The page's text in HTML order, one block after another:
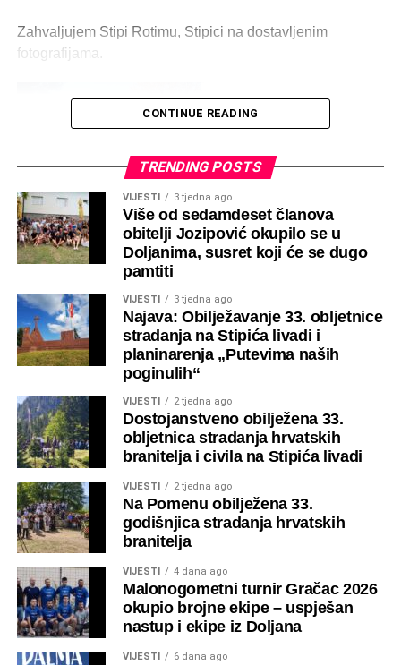
Drinovac
Pero Bradarić
Bradarić
Društvo djeluje kroz dvije terenske sekcije:
Sekcija Doljani
Sekcija Sovići
Svaka sekcija ima vlastitog povjerenika, dok zajednički
predsjednik i tajnik koordiniraju cjelokupne aktivnosti i
strateške planove društva.
Baćina – pogled s Obruča
Jesenske boje Baćine
Baćna
Baćina – pogled iz Stupara
Zahvaljujem Stipi Rotimu, Stipici na dostavljenim
fotografijama.
CONTINUE READING
TRENDING POSTS
VIJESTI 3 tjedna ago
Više od sedamdeset članova
obitelji Jozipović okupilo se u
Doljanima, susret koji će se dugo
pamtiti
VIJESTI 3 tjedna ago
Najava: Obilježavanje 33. obljetnice
stradanja na Stipića livadi i
planinarenja „Putevima naših
poginulih“
VIJESTI 2 tjedna ago
Dostojanstveno obilježena 33.
obljetnica stradanja hrvatskih
branitelja i civila na Stipića livadi
VIJESTI 2 tjedna ago
Na Pomenu obilježena 33.
godišnjica stradanja hrvatskih
branitelja
VIJESTI 4 dana ago
Malonogometni turnir Gračac 2026
okupio brojne ekipe – uspješan
nastup i ekipe iz Doljana
VIJESTI 6 dana ago